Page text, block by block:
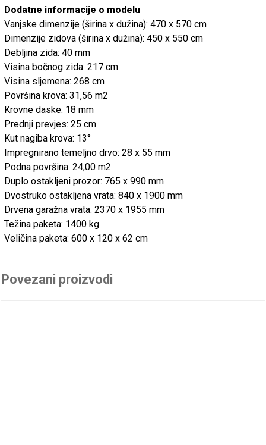
Dodatne informacije o modelu
Vanjske dimenzije (širina x dužina): 470 x 570 cm
Dimenzije zidova (širina x dužina): 450 x 550 cm
Debljina zida: 40 mm
Visina bočnog zida: 217 cm
Visina sljemena: 268 cm
Površina krova: 31,56 m2
Krovne daske: 18 mm
Prednji prevjes: 25 cm
Kut nagiba krova: 13°
Impregnirano temeljno drvo: 28 x 55 mm
Podna površina: 24,00 m2
Duplo ostakljeni prozor: 765 x 990 mm
Dvostruko ostakljena vrata: 840 x 1900 mm
Drvena garažna vrata: 2370 x 1955 mm
Težina paketa: 1400 kg
Veličina paketa: 600 x 120 x 62 cm
Povezani proizvodi